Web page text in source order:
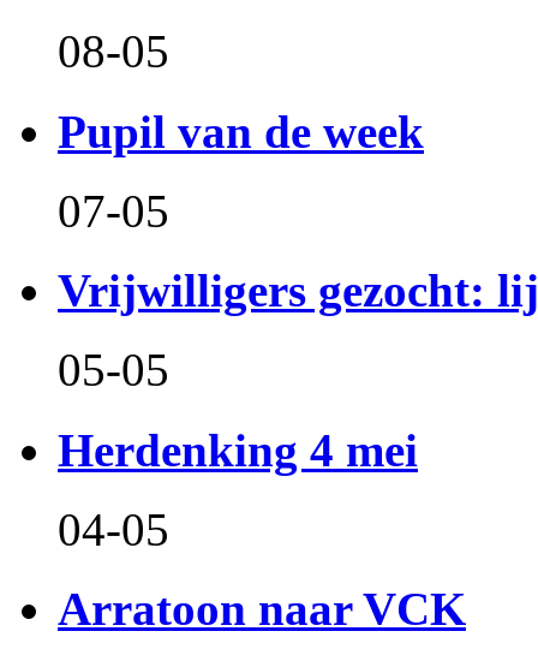
08-05
Pupil van de week
07-05
Vrijwilligers gezocht:
05-05
Herdenking 4 mei
04-05
Arratoon naar VCK